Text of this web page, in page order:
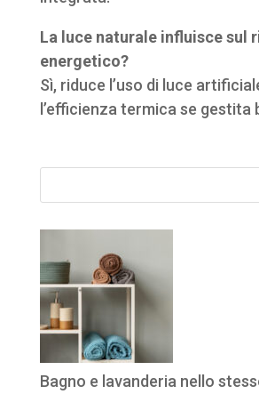
La luce naturale influisce sul
energetico?
Sì, riduce l’uso di luce
l’efficienza termica se gestita
Bagno e lavanderia nello